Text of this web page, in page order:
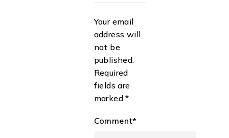
Your email
address will
not be
published.
Required
fields are
marked *
Comment*